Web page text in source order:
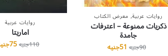
روايات عربية, معرض الكتاب
ذكريات ممنوعة – اعترفات
جامدة
90جنيه 51جنيه
روايات عربية
اماريتا
110جنيه75